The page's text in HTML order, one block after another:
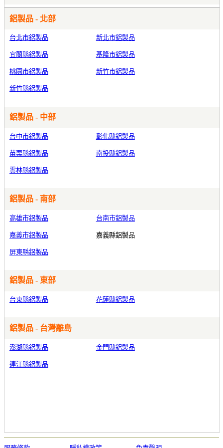
鋁製品 - 北部
台北市鋁製品 新北市鋁製品
宜蘭縣鋁製品 基隆市鋁製品
桃園市鋁製品 新竹市鋁製品
新竹縣鋁製品
鋁製品 - 中部
台中市鋁製品 彰化縣鋁製品
苗栗縣鋁製品 南投縣鋁製品
雲林縣鋁製品
鋁製品 - 南部
高雄市鋁製品 台南市鋁製品
嘉義市鋁製品 嘉義縣鋁製品
屏東縣鋁製品
鋁製品 - 東部
台東縣鋁製品 花蓮縣鋁製品
鋁製品 - 台灣離島
澎湖縣鋁製品 金門縣鋁製品
連江縣鋁製品